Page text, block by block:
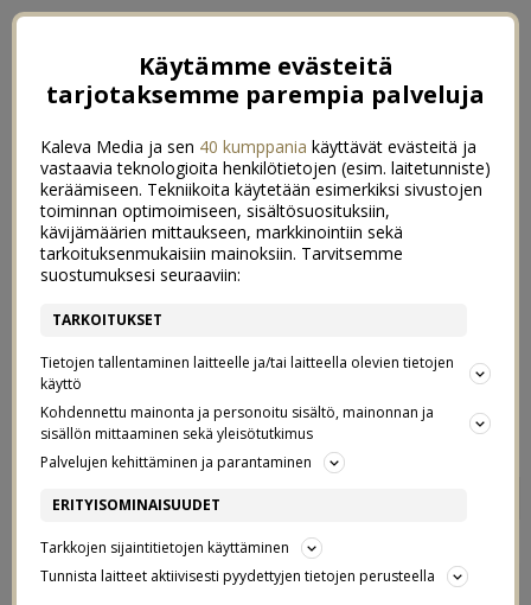
KUPPI KERRALLAAN
Käytämme evästeitä
tarjotaksemme parempia palveluja
Kaleva Media ja sen 40 kumppania käyttävät evästeitä ja
vastaavia teknologioita henkilötietojen (esim. laitetunniste)
keräämiseen. Tekniikoita käytetään esimerkiksi sivustojen
toiminnan optimoimiseen, sisältösuosituksiin,
kävijämäärien mittaukseen, markkinointiin sekä
tarkoituksenmukaisiin mainoksiin. Tarvitsemme
suostumuksesi seuraaviin:
TARKOITUKSET
Tietojen tallentaminen laitteelle ja/tai laitteella olevien tietojen
käyttö
Kohdennettu mainonta ja personoitu sisältö, mainonnan ja
sisällön mittaaminen sekä yleisötutkimus
Palvelujen kehittäminen ja parantaminen
ERITYISOMINAISUUDET
Tarkkojen sijaintitietojen käyttäminen
Tunnista laitteet aktiivisesti pyydettyjen tietojen perusteella